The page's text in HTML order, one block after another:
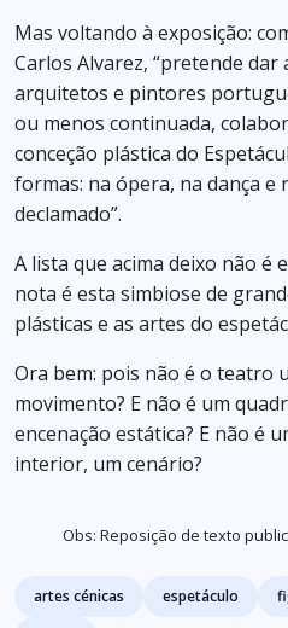
Mas voltando à exposição:
Carlos Alvarez, “pretende dar
arquitetos e pintores
ou menos continuada,
conceção plástica do
formas: na ópera, na dança e
declamado”.
A lista que acima deixo não é
nota é esta simbiose de
plásticas e as artes do
Ora bem: pois não é o teatro
movimento? E não é um
encenação estática? E não é
interior, um cenário?
Obs: Reposição de texto
Tags
artes cénicas espetáculo